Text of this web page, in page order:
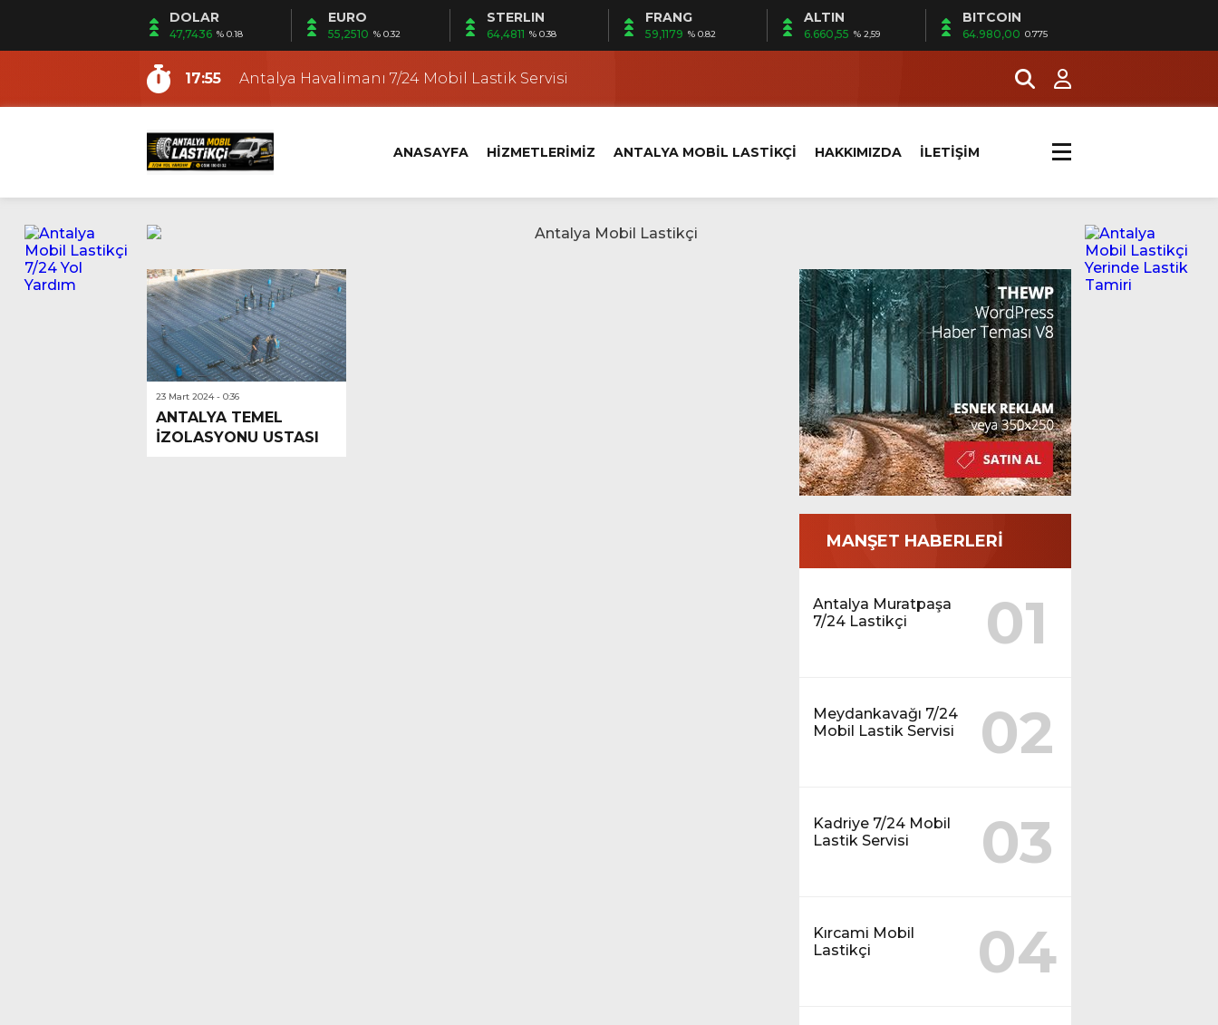
DOLAR
47,7436 % 0.18
EURO
55,2510 % 0.32
STERLIN
64,4811 % 0.38
FRANG
59,1179 % 0.82
ALTIN
6.660,55 % 2,59
BITCOIN
64.980,00 0.775
15:30
Antalya Gezici Lastikçi | Mobil Lastik Servisi Ayağınıza Gelsin
9:48
Antalya En Yakın Lastikçi
17:55
Antalya Havalimanı 7/24 Mobil Lastik Servisi
12:53
Fener Mobil Lastikçi | Fener Yerinde Lastik Servisi
12:19
Ermenek Mobil Lastikçi | Ermenek Yerinde Lastik Servisi
12:12
Altıntaş Mobil Lastikçi | Altıntaş Yerinde Lastik Servisi
11:03
Güzeloba Mobil Lastikçi
Kundu Mobil Lastikçi | Kundu’da Yerinde Lastik Servisi
15:53
Antalya Oto ve Motosiklet Lastik Yol Yardım
15:30
Antalya Gezici Lastikçi | Mobil Lastik Servisi Ayağınıza Gelsin
9:48
Antalya En Yakın Lastikçi
ANASAYFA HİZMETLERİMİZ ANTALYA MOBİL LASTİKÇİ HAKKIMIZDA İLETİŞİM
23 Mart 2024 - 0:36
ANTALYA TEMEL
İZOLASYONU USTASI
MANŞET HABERLERİ
Antalya Muratpaşa
7/24 Lastikçi
01
Meydankavağı 7/24
Mobil Lastik Servisi
02
Kadriye 7/24 Mobil
Lastik Servisi
03
Kırcami Mobil
Lastikçi
04